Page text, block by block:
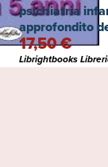
psichiatria
approfondito
della scuola e
psichici del
17,50 €
Librightbooks